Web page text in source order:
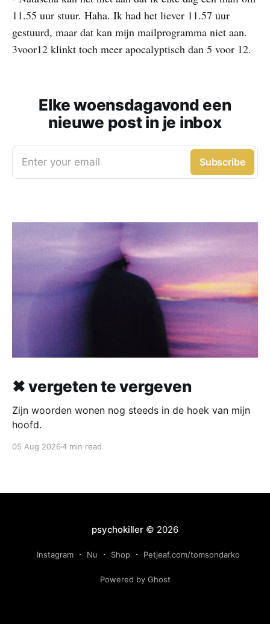
11.55 uur stuur. Haha. Ik had het liever 11.57 uur
gestuurd, maar dat kan mijn mailprogramma niet aan.
3voor12 klinkt toch meer apocalyptisch dan 5 voor 12.
Elke woensdagavond een
nieuwe post in je inbox
Enter your email Subscribe
✖ vergeten te vergeven
Zijn woorden wonen nog steeds in de hoek van mijn
hoofd.
05 Aug 20264 min read
psychokiller© 2026
Instagram Nu Shop Petjeaf.com/tomsondarko
Powered by Ghost